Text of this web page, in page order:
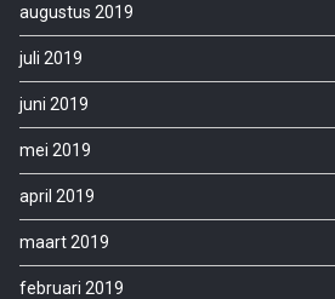
augustus 2019
juli 2019
juni 2019
mei 2019
april 2019
maart 2019
februari 2019